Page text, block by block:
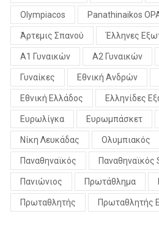
Olympiacos Panathinaikos
Άρτεμις Σπανού Έλληνες
Α1 Γυναικών Α2 Γυναικών
Γυναίκες Εθνική Ανδρών
Εθνική Ελλάδος Ελληνίδες
Ευρωλίγκα Ευρωμπάσκετ
Νίκη Λευκάδας Ολυμπιακός
Παναθηναϊκός Παναθηναϊκός
Πανιώνιος Πρωτάθλημα
Πρωταθλητής Πρωταθλητής